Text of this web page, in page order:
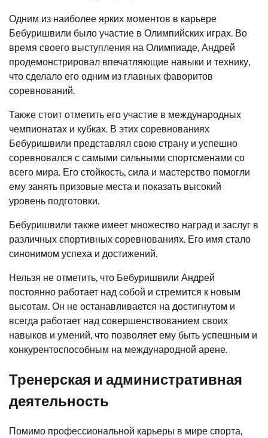
Одним из наиболее ярких моментов в карьере
Бебуришвили было участие в Олимпийских играх. Во
время своего выступления на Олимпиаде, Андрей
продемонстрировал впечатляющие навыки и технику,
что сделало его одним из главных фаворитов
соревнований.
Также стоит отметить его участие в международных
чемпионатах и кубках. В этих соревнованиях
Бебуришвили представлял свою страну и успешно
соревновался с самыми сильными спортсменами со
всего мира. Его стойкость, сила и мастерство помогли
ему занять призовые места и показать высокий
уровень подготовки.
Бебуришвили также имеет множество наград и заслуг в
различных спортивных соревнованиях. Его имя стало
синонимом успеха и достижений.
Нельзя не отметить, что Бебуришвили Андрей
постоянно работает над собой и стремится к новым
высотам. Он не останавливается на достигнутом и
всегда работает над совершенствованием своих
навыков и умений, что позволяет ему быть успешным и
конкурентоспособным на международной арене.
Тренерская и административная
деятельность
Помимо профессиональной карьеры в мире спорта,